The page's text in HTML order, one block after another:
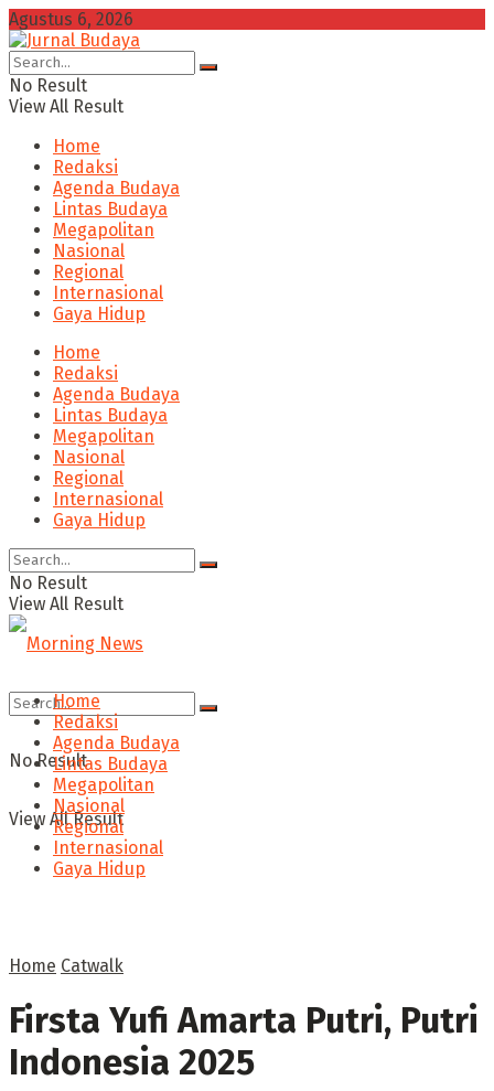
Agustus 6, 2026
No Result
View All Result
Home
Redaksi
Agenda Budaya
Lintas Budaya
Megapolitan
Nasional
Regional
Internasional
Gaya Hidup
Home
Redaksi
Agenda Budaya
Lintas Budaya
Megapolitan
Nasional
Regional
Internasional
Gaya Hidup
No Result
View All Result
No Result
View All Result
Home
Redaksi
Agenda Budaya
Lintas Budaya
Megapolitan
Nasional
Regional
Internasional
Gaya Hidup
Home Catwalk
Firsta Yufi Amarta Putri, Putri
Indonesia 2025